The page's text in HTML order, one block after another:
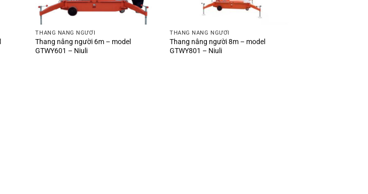
THANG NÂNG NGƯỜI
Thang nâng người 6m – model
GTWY601 – Niuli
THANG NÂNG NGƯỜI
Thang nâng người 8m – model
GTWY801 – Niuli